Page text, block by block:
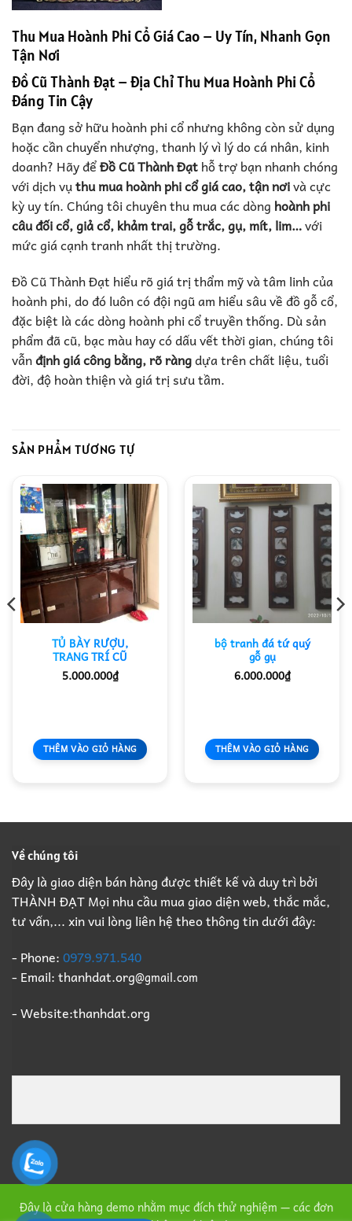
Thu Mua Hoành Phi Cổ Giá Cao – Uy Tín, Nhanh Gọn
Tận Nơi
Đồ Cũ Thành Đạt – Địa Chỉ Thu Mua Hoành Phi Cổ
Đáng Tin Cậy
Bạn đang sở hữu hoành phi cổ nhưng không còn sử dụng
hoặc cần chuyển nhượng, thanh lý vì lý do cá nhân, kinh
doanh? Hãy đểĐồ Cũ Thành Đạthỗ trợ bạn nhanh chóng
với dịch vụthu mua hoành phi cổ giá cao, tận nơivà cực
kỳ uy tín. Chúng tôi chuyên thu mua các dòng hoành phi
câu đối cổ, giả cổ, khảm trai, gỗ trắc, gụ, mít, lim…với
mức giá cạnh tranh nhất thị trường.
Đồ Cũ Thành Đạt hiểu rõ giá trị thẩm mỹ và tâm linh của
hoành phi, do đó luôn có đội ngũ am hiểu sâu về đồ gỗ cổ,
đặc biệt là các dòng hoành phi cổ truyền thống. Dù sản
phẩm đã cũ, bạc màu hay có dấu vết thời gian, chúng tôi
vẫnđịnh giá công bằng, rõ ràngdựa trên chất liệu, tuổi
đời, độ hoàn thiện và giá trị sưu tầm.
SẢN PHẨM TƯƠNG TỰ
TỦ BÀY RƯỢU,
TRANG TRÍ CŨ
5.000.000₫
THÊM VÀO GIỎ HÀNG
bộ tranh đá tứ quý
gỗ gụ
6.000.000₫
THÊM VÀO GIỎ HÀNG
Về chúng tôi
Đây là giao diện bán hàng được thiết kế và duy trì bởi
THÀNH ĐẠT Mọi nhu cầu mua giao diện web, thắc mắc,
tư vấn,... xin vui lòng liên hệ theo thông tin dưới đây:
- Phone:0979.971.540
- Email: thanhdat.org@gmail.com
- Website:thanhdat.org
Đây là cửa hàng demo nhằm mục đích thử nghiệm — các đơn